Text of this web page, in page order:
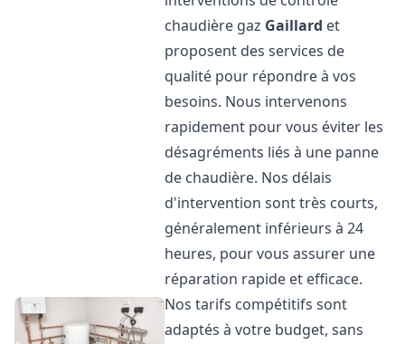
chaudière gaz Gaillard et
proposent des services de
qualité pour répondre à vos
besoins. Nous intervenons
rapidement pour vous éviter les
désagréments liés à une panne
de chaudière. Nos délais
d'intervention sont très courts,
généralement inférieurs à 24
heures, pour vous assurer une
réparation rapide et efficace.
Nos tarifs compétitifs sont
adaptés à votre budget, sans